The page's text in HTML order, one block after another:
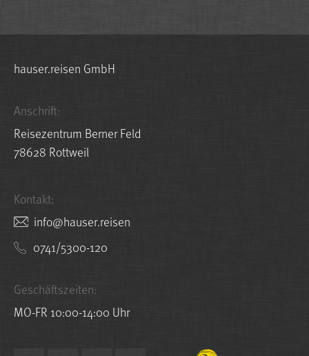
hauser.reisen GmbH
Anschrift:
Reisezentrum Berner Feld
78628 Rottweil
Kontakt:
nesier.resuah@ofni
0741/5300-120
Geschäftszeiten:
MO-FR 10:00-14:00 Uhr